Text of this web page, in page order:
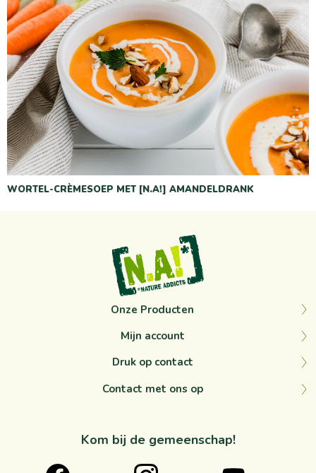
WORTEL-CRÈMESOEP MET [N.A!] AMANDELDRANK
Onze Producten
Mijn account
Druk op contact
Contact met ons op
Kom bij de gemeenschap!